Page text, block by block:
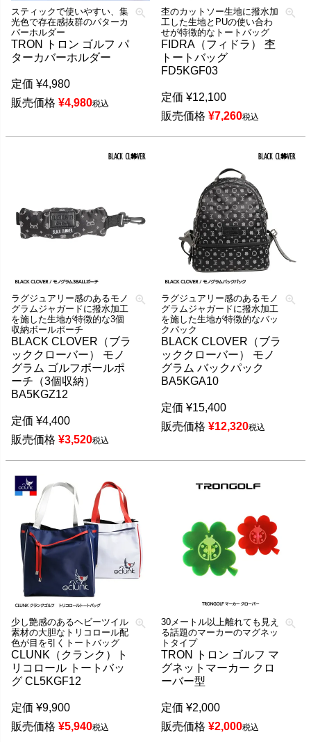
スティックで使いやすい、集
光色で存在感抜群のパターカ
バーホルダー
TRON トロン ゴルフ パ
ターカバーホルダー
定価 ¥4,980
販売価格 ¥4,980税込
杢のカットソー生地に撥水加
工した生地とPUの使い合わ
せが特徴的なトートバッグ
FIDRA（フィドラ） 杢
トートバッグ
FD5KGF03
定価 ¥12,100
販売価格 ¥7,260税込
ラグジュアリー感のあるモノ
グラムジャガードに撥水加工
を施した生地が特徴的な3個
収納ボールポーチ
BLACK CLOVER（ブラ
ッククローバー） モノ
グラム ゴルフボールポ
ーチ（3個収納）
BA5KGZ12
定価 ¥4,400
販売価格 ¥3,520税込
ラグジュアリー感のあるモノ
グラムジャガードに撥水加工
を施した生地が特徴的なバッ
クパック
BLACK CLOVER（ブラ
ッククローバー） モノ
グラム バックパック
BA5KGA10
定価 ¥15,400
販売価格 ¥12,320税込
少し艶感のあるヘビーツイル
素材の大胆なトリコロール配
色が目を引くトートバッグ
CLUNK（クランク）ト
リコロール トートバッ
グ CL5KGF12
定価 ¥9,900
販売価格 ¥5,940税込
30メートル以上離れても見え
る話題のマーカーのマグネッ
トタイプ
TRON トロン ゴルフ マ
グネットマーカー クロ
ーバー型
定価 ¥2,000
販売価格 ¥2,000税込